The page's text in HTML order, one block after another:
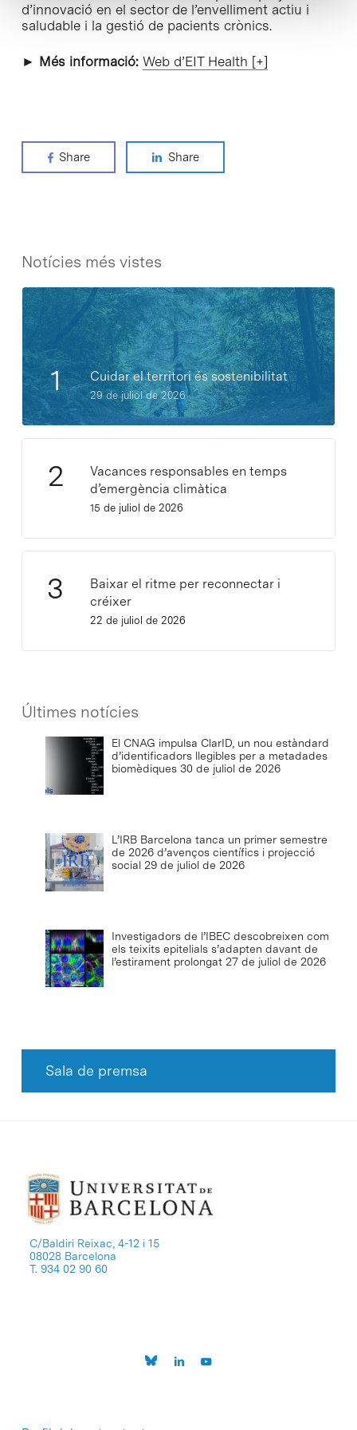
d’innovació en el sector de l’envelliment actiu i
saludable i la gestió de pacients crònics.
► Més informació: Web d’EIT Health [+]
Share Share
Notícies més vistes
Cuidar el territori és sostenibilitat
29 de juliol de 2026
Vacances responsables en temps
d’emergència climàtica
15 de juliol de 2026
Baixar el ritme per reconnectar i
créixer
22 de juliol de 2026
Últimes notícies
El CNAG impulsa ClarID, un nou estàndard
d’identificadors llegibles per a metadades
biomèdiques 30 de juliol de 2026
L’IRB Barcelona tanca un primer semestre
de 2026 d’avenços científics i projecció
social 29 de juliol de 2026
Investigadors de l’IBEC descobreixen com
els teixits epitelials s’adapten davant de
l’estirament prolongat 27 de juliol de 2026
Sala de premsa
C/Baldiri Reixac, 4-12 i 15
08028 Barcelona
T. 934 02 90 60